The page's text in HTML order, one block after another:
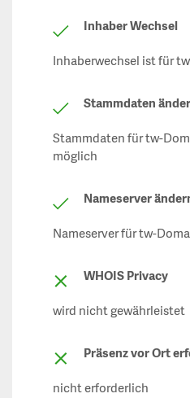
Inhaber Wechsel
Inhaberwechsel ist für
Stammdaten
Stammdaten für tw-
möglich
Nameserver
Nameserver für tw-
WHOIS Privacy
wird nicht gewährleistet
Präsenz vor Ort
nicht erforderlich